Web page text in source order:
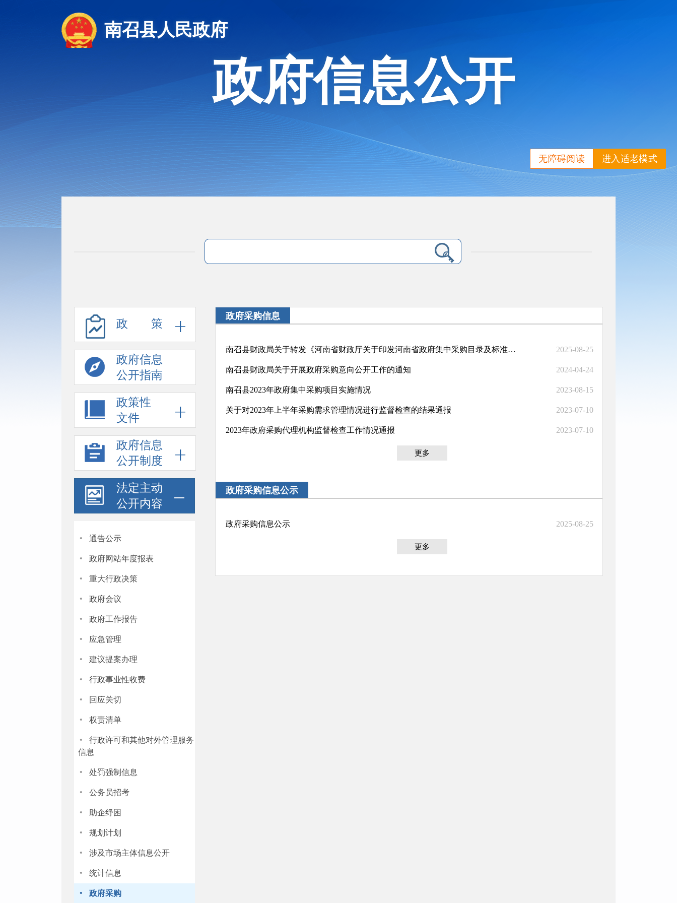
南召县人民政府
政府信息公开
进入适老模式
无障碍阅读
政 策
政府信息
公开指南
政策性
文件
政府信息
公开制度
法定主动
公开内容
· 通告公示
· 政府网站年度报表
· 重大行政决策
· 政府会议
· 政府工作报告
· 应急管理
· 建议提案办理
· 行政事业性收费
· 回应关切
· 权责清单
·
行政许可和其他对外管理服务
信息
· 处罚强制信息
· 公务员招考
· 助企纾困
· 规划计划
· 涉及市场主体信息公开
· 统计信息
· 政府采购
政府采购信息
南召县财政局关于转发《河南省财政厅关于印发河南省政府集中采购目录及标准（... 2025-08-25
南召县财政局关于开展政府采购意向公开工作的通知 2024-04-24
南召县2023年政府集中采购项目实施情况 2023-08-15
关于对2023年上半年采购需求管理情况进行监督检查的结果通报 2023-07-10
2023年政府采购代理机构监督检查工作情况通报 2023-07-10
更多
政府采购信息公示
政府采购信息公示 2025-08-25
更多